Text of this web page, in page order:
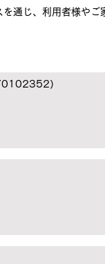
通じ、利用者様や
）